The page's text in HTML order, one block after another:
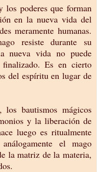
los poderes que forman
en la nueva vida del
meramente humanas.
resiste durante su
nueva vida no puede
Es en cierto
del espíritu en lugar de
los bautismos mágicos
y la liberación de
luego es ritualmente
el mago
la matriz de la materia,